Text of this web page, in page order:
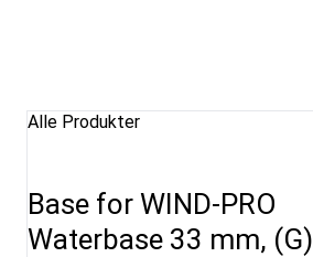
Alle Produkter
Base for WIND-PRO
Waterbase 33 mm, (G)